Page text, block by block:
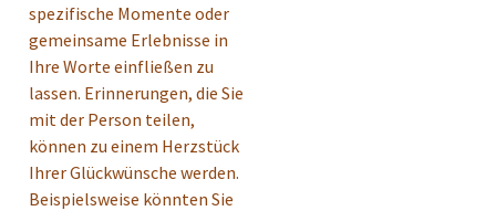
spezifische Momente oder
gemeinsame Erlebnisse in
Ihre Worte einfließen zu
lassen. Erinnerungen, die Sie
mit der Person teilen,
können zu einem Herzstück
Ihrer Glückwünsche werden.
Beispielsweise könnten Sie